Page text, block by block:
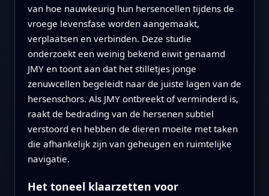
van hoe nauwkeurig hun hersencellen tijdens de
vroege levensfase worden aangemaakt,
verplaatsen en verbinden. Deze studie
onderzoekt een weinig bekend eiwit genaamd
JMY en toont aan dat het stilletjes jonge
zenuwcellen begeleidt naar de juiste lagen van de
hersenschors. Als JMY ontbreekt of verminderd is,
raakt de bedrading van de hersenen subtiel
verstoord en hebben de dieren moeite met taken
die afhankelijk zijn van geheugen en ruimtelijke
navigatie.
Het toneel klaarzetten voor